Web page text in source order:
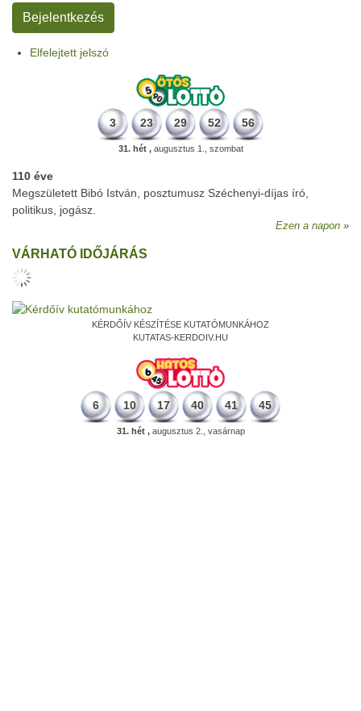
Elfelejtett jelszó
3 23 29 52 56
31. hét ,augusztus 1., szombat
110 éve
Megszületett Bibó István, posztumusz Széchenyi-díjas író,
politikus, jogász.
Ezen a napon
VÁRHATÓ IDŐJÁRÁS
KÉRDŐÍV KÉSZÍTÉSE KUTATÓMUNKÁHOZ
KUTATAS-KERDOIV.HU
6 10 17 40 41 45
31. hét ,augusztus 2., vasárnap